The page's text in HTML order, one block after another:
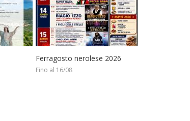
Ferragosto nerolese 2026
Fino al 16/08